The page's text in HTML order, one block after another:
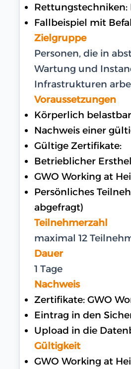
Fallbeispiel mit
Zielgruppe
Personen, die in
Wartung und
Infrastrukturen
Voraussetzungen
Körperlich
Nachweis einer
Gültige Zertifikate:
Betrieblicher
GWO Working at
Persönliches
abgefragt)
Teilnehmerzahl
maximal 12
Dauer
1 Tage
Nachweis
Zertifikate: GWO
Eintrag in den
Upload in die
Gültigkeit
GWO Working at